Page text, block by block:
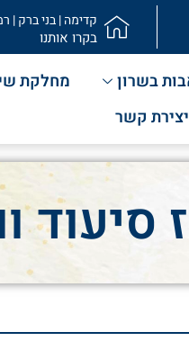
קדימה | בני ברק |
בקרו אותנו
בשרון
מחלקת
יצירת קשר
סיעוד